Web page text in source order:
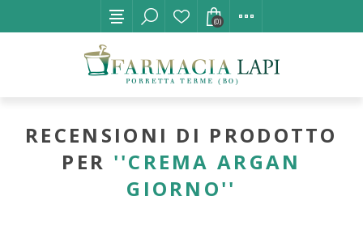
(0)
RECENSIONI DI PRODOTTO
PER
CREMA ARGAN
GIORNO